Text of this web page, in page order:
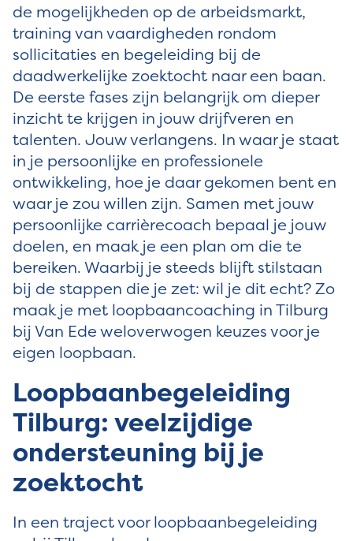
de mogelijkheden op de arbeidsmarkt,
training van vaardigheden rondom
sollicitaties en begeleiding bij de
daadwerkelijke zoektocht naar een baan.
De eerste fases zijn belangrijk om dieper
inzicht te krijgen in jouw drijfveren en
talenten. Jouw verlangens. In waar je staat
in je persoonlijke en professionele
ontwikkeling, hoe je daar gekomen bent en
waar je zou willen zijn. Samen met jouw
persoonlijke carrièrecoach bepaal je jouw
doelen, en maak je een plan om die te
bereiken. Waarbij je steeds blijft stilstaan
bij de stappen die je zet: wil je dit echt? Zo
maak je met loopbaancoaching in Tilburg
bij Van Ede weloverwogen keuzes voor je
eigen loopbaan.
Loopbaanbegeleiding
Tilburg: veelzijdige
ondersteuning bij je
zoektocht
In een traject voor loopbaanbegeleiding